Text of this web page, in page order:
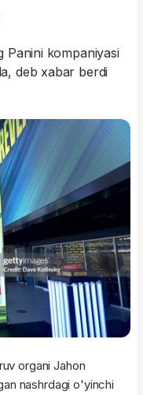
Panini kompaniyasi
deb xabar berdi
organi Jahon
nashrdagi o'yinchi